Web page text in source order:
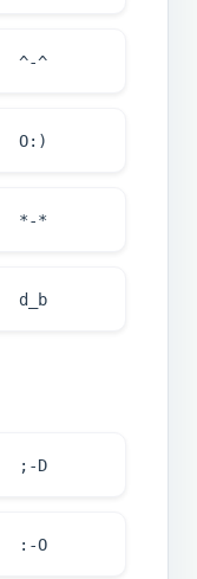
^-^
O:)
*-*
d_b
;-D
:-O